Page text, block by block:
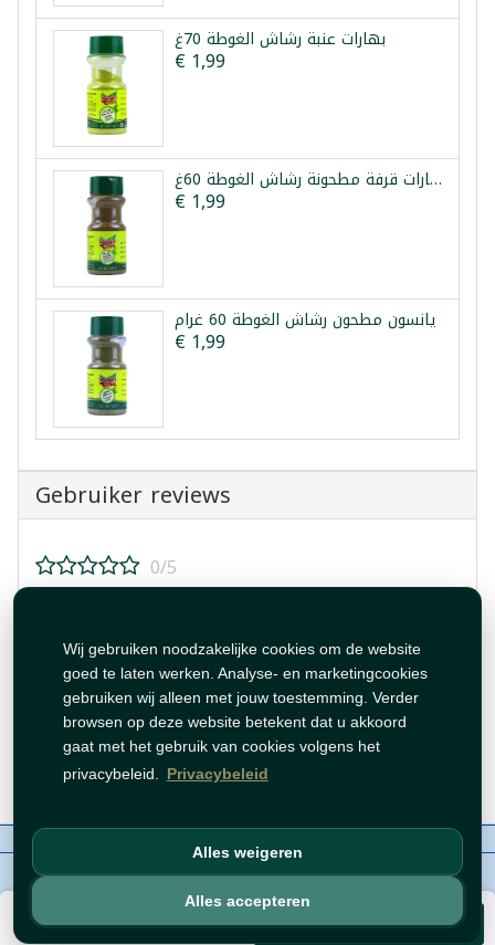
Wij gebruiken noodzakelijke cookies om de website
goed te laten werken. Analyse- en marketingcookies
gebruiken wij alleen met jouw toestemming. Verder
browsen op deze website betekent dat u akkoord
gaat met het gebruik van cookies volgens het
privacybeleid. Privacybeleid
Alles weigeren
Alles accepteren
€ 4,99 Voeg toe
بهارات عنبة رشاش الغوطة 70غ
€ 1,99
بهارات قرفة مطحونة رشاش الغوطة 60غ
€ 1,99
يانسون مطحون رشاش الغوطة 60 غرام
€ 1,99
Gebruiker reviews
0/5
Beoordeling plaatsen
Over ons
WhatsAppen
auteursrechten©Tawfeer 2018-2026